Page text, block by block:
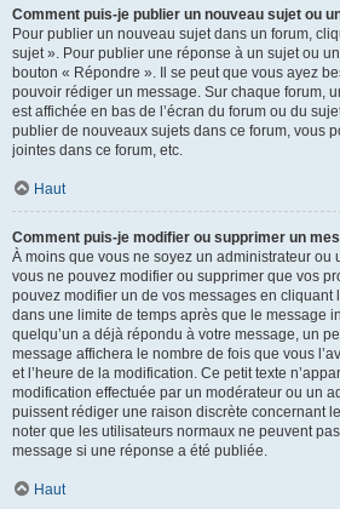
Comment puis-je publier un nouveau sujet ou
Pour publier un nouveau sujet dans un forum,
sujet ». Pour publier une réponse à un sujet ou
bouton « Répondre ». Il se peut que vous ayez
pouvoir rédiger un message. Sur chaque forum,
est affichée en bas de l’écran du forum ou du
publier de nouveaux sujets dans ce forum, vous
jointes dans ce forum, etc.
Haut
Comment puis-je modifier ou supprimer un
À moins que vous ne soyez un administrateur ou
vous ne pouvez modifier ou supprimer que vos
pouvez modifier un de vos messages en cliquant
dans une limite de temps après que le message
quelqu’un a déjà répondu à votre message, un
message affichera le nombre de fois que vous
et l’heure de la modification. Ce petit texte
modification effectuée par un modérateur ou un
puissent rédiger une raison discrète concernant
noter que les utilisateurs normaux ne peuvent
message si une réponse a été publiée.
Haut